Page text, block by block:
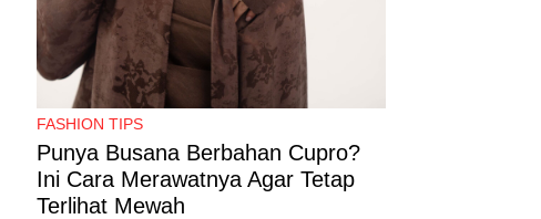
FASHION TIPS
Punya Busana Berbahan Cupro?
Ini Cara Merawatnya Agar Tetap
Terlihat Mewah